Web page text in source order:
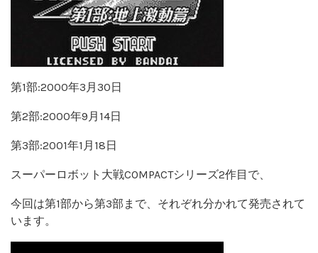
第1部:2000年3月30日
第2部:2000年9月14日
第3部:2001年1月18日
スーパーロボット大戦COMPACTシリーズ2作目で、
今回は第1部から第3部まで、それぞれ分かれて発売されて
います。